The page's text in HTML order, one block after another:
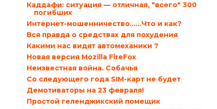
Каддафи: ситуация — отличная, "всего" 300
погибших
Интернет-мошенничество......Что и как?
Вся правда о средствах для похудения
Какими нас видят автомеханики ?
Новая версия Mozilla FireFox
Неизвестная война. Собачья
Со следующего года SIM-карт не будет
Демотиваторы на 23 февраля!
Простой геленджикский помещик